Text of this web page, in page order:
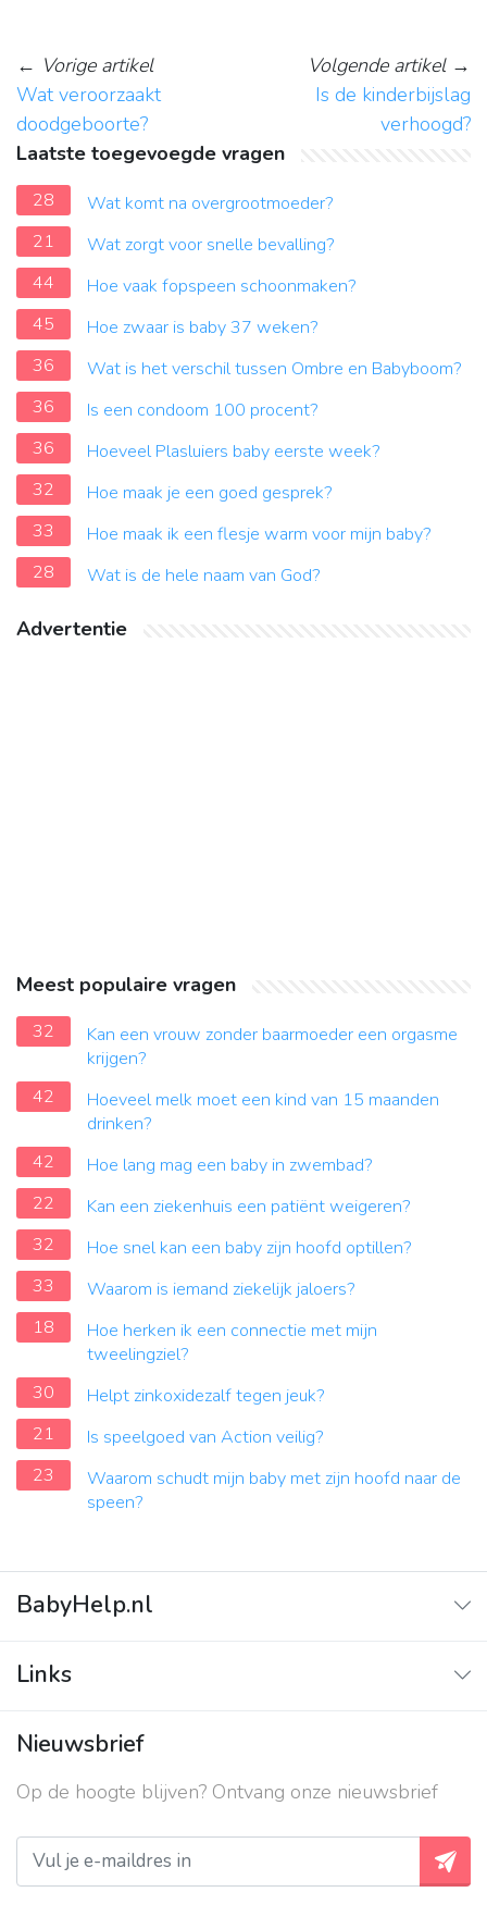
← Vorige artikel
Wat veroorzaakt
doodgeboorte?
Volgende artikel→
Is de kinderbijslag
verhoogd?
Laatste toegevoegde vragen
28
Wat komt na overgrootmoeder?
21
Wat zorgt voor snelle bevalling?
44
Hoe vaak fopspeen schoonmaken?
45
Hoe zwaar is baby 37 weken?
36
Wat is het verschil tussen Ombre en Babyboom?
36
Is een condoom 100 procent?
36
Hoeveel Plasluiers baby eerste week?
32
Hoe maak je een goed gesprek?
33
Hoe maak ik een flesje warm voor mijn baby?
28
Wat is de hele naam van God?
Advertentie
Meest populaire vragen
32
Kan een vrouw zonder baarmoeder een orgasme
krijgen?
42
Hoeveel melk moet een kind van 15 maanden
drinken?
42
Hoe lang mag een baby in zwembad?
22
Kan een ziekenhuis een patiënt weigeren?
32
Hoe snel kan een baby zijn hoofd optillen?
33
Waarom is iemand ziekelijk jaloers?
18
Hoe herken ik een connectie met mijn
tweelingziel?
30
Helpt zinkoxidezalf tegen jeuk?
21
Is speelgoed van Action veilig?
23
Waarom schudt mijn baby met zijn hoofd naar de
speen?
BabyHelp.nl
Vraag & Antwoord
Links
Contact
Over ons
Privacy beleid
Nieuwsbrief
Op de hoogte blijven? Ontvang onze nieuwsbrief